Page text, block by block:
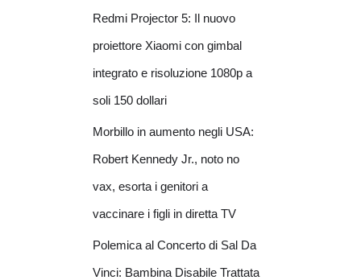
Redmi Projector 5: Il nuovo
proiettore Xiaomi con gimbal
integrato e risoluzione 1080p a
soli 150 dollari
Morbillo in aumento negli USA:
Robert Kennedy Jr., noto no
vax, esorta i genitori a
vaccinare i figli in diretta TV
Polemica al Concerto di Sal Da
Vinci: Bambina Disabile Trattata